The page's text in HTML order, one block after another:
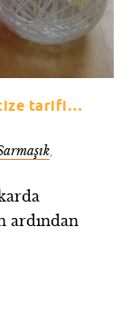
tarifi…
,
ardından